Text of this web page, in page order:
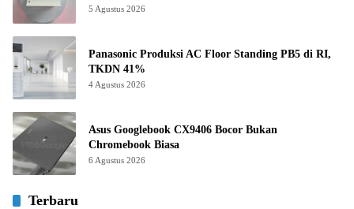
5 Agustus 2026
Panasonic Produksi AC Floor Standing PB5 di RI,
TKDN 41%
4 Agustus 2026
Asus Googlebook CX9406 Bocor Bukan
Chromebook Biasa
6 Agustus 2026
Terbaru